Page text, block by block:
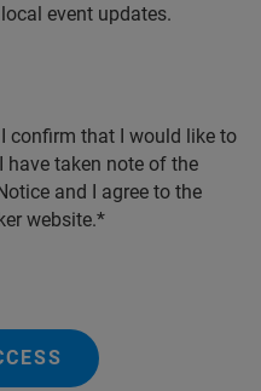
event updates.
confirm that I would like to
have taken note of the
and I agree to the
website.